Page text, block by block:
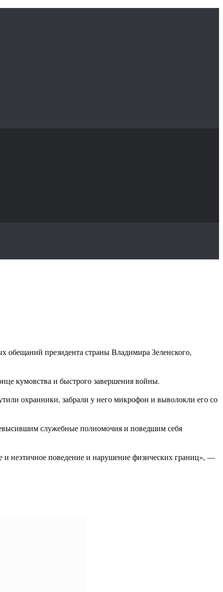
обещаний президента страны Владимира Зеленского,
кумовства и быстрого завершения войны.
охранники, забрали у него микрофон и выволокли его со
служебные полномочия и поведшим себя
и неэтичное поведение и нарушение физических границ», —